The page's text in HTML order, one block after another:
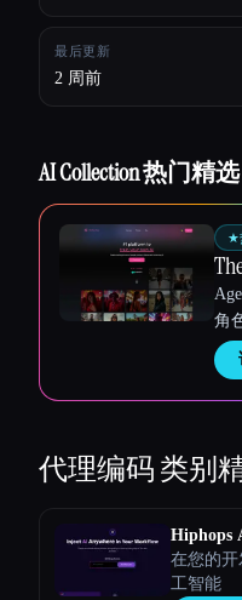
Esc
最后更新
2 周前
AI Collection 热门精选
★
角
代理编码类别
Hiphops
在您的开
工智能